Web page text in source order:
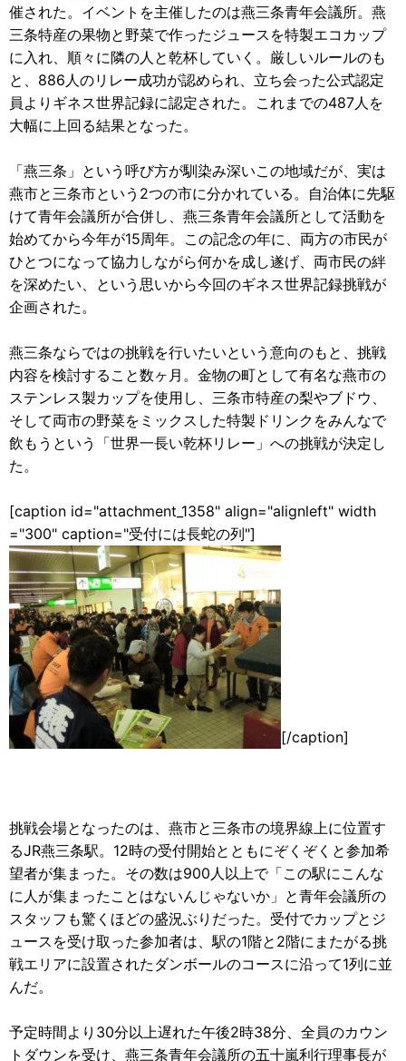
催された。イベントを主催したのは燕三条青年会議所。燕
三条特産の果物と野菜で作ったジュースを特製エコカップ
に入れ、順々に隣の人と乾杯していく。厳しいルールのも
と、886人のリレー成功が認められ、立ち会った公式認定
員よりギネス世界記録に認定された。これまでの487人を
大幅に上回る結果となった。
「燕三条」という呼び方が馴染み深いこの地域だが、実は
燕市と三条市という2つの市に分かれている。自治体に先駆
けて青年会議所が合併し、燕三条青年会議所として活動を
始めてから今年が15周年。この記念の年に、両方の市民が
ひとつになって協力しながら何かを成し遂げ、両市民の絆
を深めたい、という思いから今回のギネス世界記録挑戦が
企画された。
燕三条ならではの挑戦を行いたいという意向のもと、挑戦
内容を検討すること数ヶ月。金物の町として有名な燕市の
ステンレス製カップを使用し、三条市特産の梨やブドウ、
そして両市の野菜をミックスした特製ドリンクをみんなで
飲もうという「世界一長い乾杯リレー」への挑戦が決定し
た。
[caption id="attachment_1358" align="alignleft" width
="300" caption="受付には長蛇の列"]
[/caption]
挑戦会場となったのは、燕市と三条市の境界線上に位置す
るJR燕三条駅。12時の受付開始とともにぞくぞくと参加希
望者が集まった。その数は900人以上で「この駅にこんな
に人が集まったことはないんじゃないか」と青年会議所の
スタッフも驚くほどの盛況ぶりだった。受付でカップとジ
ュースを受け取った参加者は、駅の1階と2階にまたがる挑
戦エリアに設置されたダンボールのコースに沿って1列に並
んだ。
予定時間より30分以上遅れた午後2時38分、全員のカウン
トダウンを受け、燕三条青年会議所の五十嵐利行理事長が